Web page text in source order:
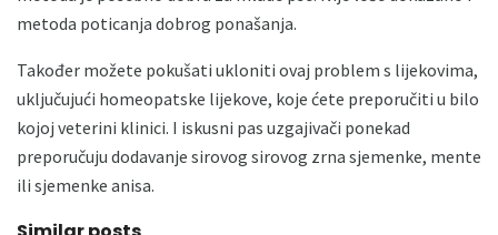
metoda poticanja dobrog ponašanja.
Također možete pokušati ukloniti ovaj problem s lijekovima,
uključujući homeopatske lijekove, koje ćete preporučiti u bilo
kojoj veterini klinici. I iskusni pas uzgajivači ponekad
preporučuju dodavanje sirovog sirovog zrna sjemenke, mente
ili sjemenke anisa.